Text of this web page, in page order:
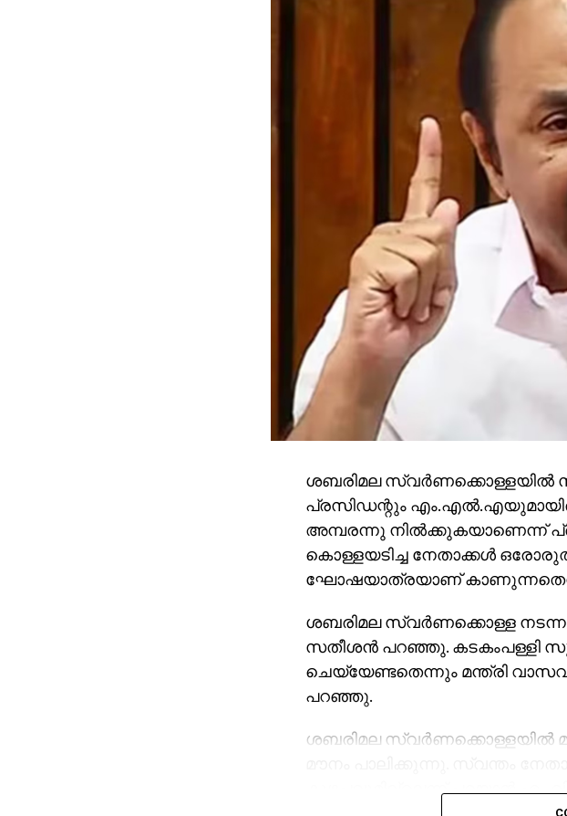
ശബരിമല സ്വര്‍ണക്കൊള്ളയില്‍
പ്രസിഡന്റും
അമ്പരന്നു നില്‍ക്കുകയാണെന്ന്
കൊള്ളയടിച്ച നേതാക്കള്‍
ഘോഷയാത്രയാണ്
ശബരിമല സ്വര്‍ണക്കൊള്ള
സതീശന്‍ പറഞ്ഞു. കടകംപള്ളി
ചെയ്യേണ്ടതെന്നും മന്ത്രി
പറഞ്ഞു.
ശബരിമല സ്വര്‍ണക്കൊള്ളയില്‍